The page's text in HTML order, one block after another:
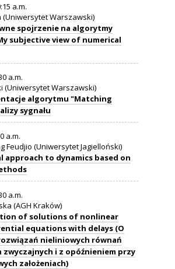
a.m.
(Uniwersytet Warszawski)
spojrzenie na algorytmy
subjective view of numerical
a.m.
(Uniwersytet Warszawski)
algorytmu "Matching
sygnału
a.m.
Feudjio (Uniwersytet Jagielloński)
approach to dynamics based on
a.m.
(AGH Kraków)
of solutions of nonlinear
equations with delays (O
nieliniowych równań
zwyczajnych i z opóźnieniem przy
założeniach)